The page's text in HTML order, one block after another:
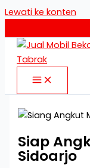
Lewati ke konten
Siap
Sidoarjo